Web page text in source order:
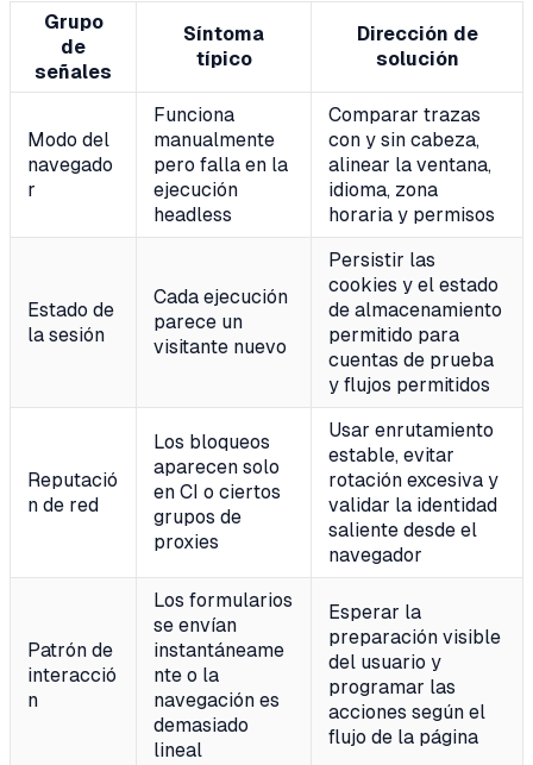
Grupo
de
señales
Síntoma
típico
Dirección de
solución
Modo del
navegado
r
Funciona
manualmente
pero falla en la
ejecución
headless
Comparar trazas
con y sin cabeza,
alinear la ventana,
idioma, zona
horaria y permisos
Estado de
la sesión
Cada ejecución
parece un
visitante nuevo
Persistir las
cookies y el estado
de almacenamiento
permitido para
cuentas de prueba
y flujos permitidos
Reputació
n de red
Los bloqueos
aparecen solo
en CI o ciertos
grupos de
proxies
Usar enrutamiento
estable, evitar
rotación excesiva y
validar la identidad
saliente desde el
navegador
Patrón de
interacció
n
Los formularios
se envían
instantáneame
nte o la
navegación es
demasiado
lineal
Esperar la
preparación visible
del usuario y
programar las
acciones según el
flujo de la página